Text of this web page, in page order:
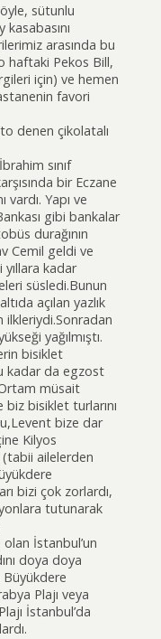
sütunlu
kasabasını
arasında bu
haftaki Pekos Bill,
için) ve hemen
favori
denen çikolatalı
sınıf
bir Eczane
Yapı ve
gibi bankalar
durağının
Cemil geldi ve
yıllara kadar
süsledi.Bunun
açılan yazlık
ilkleriydi.Sonradan
yağılmıştı.
bisiklet
kadar da egzost
Ortam müsait
biz bisiklet turlarını
bize dar
Kilyos
(tabii ailelerden
bizi çok zorlardı,
tutunarak
olan İstanbul’un
doya doya
Büyükdere
Plajı veya
İstanbul’da